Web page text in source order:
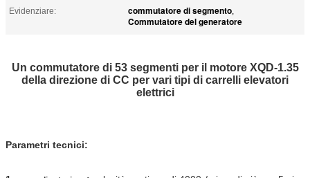
Evidenziare:
commutatore di segmento,
Commutatore del generatore
Un commutatore di 53 segmenti per il motore XQD-1.35
della direzione di CC per vari tipi di carrelli elevatori
elettrici
Parametri tecnici: